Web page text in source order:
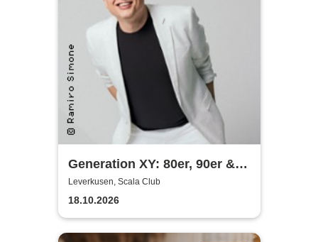
Generation XY: 80er, 90er &
das Leben heute - Die
Comedy-Show mit Olaf Bossi
Leverkusen, Scala Club
18.10.2026